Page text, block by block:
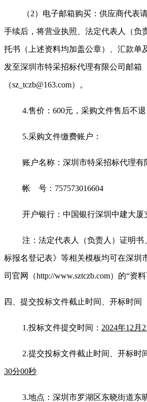
（2）电子邮箱购买：供应商代表
手续后，将营业执照、法定代表人（负
托书（上述资料均加盖公章）、汇款单
发至深圳市特采招标代理有限公司邮箱
（sz_tczb@163.com）。
4.售价： 600元，采购文件售后不退
5.采购文件缴费账户：
账户名称：深圳市特采招标代理有
帐 号： 757573016604
开户银行：中国银行深圳中建大厦
注：法定代表人（负责人）证明书
标报名登记表》等相关模板均可在深圳
司官网（http://www.sztczb.com）的“资
四、提交投标文件截止时间、开标时间
1 .投标文件提交时间： 2024年12 月 2
2.提交投标文件截止时间 、开标时
30分00秒
3.地点：深圳市罗湖区东晓街道东